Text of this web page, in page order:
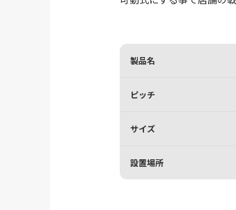
製品名
ピッチ
サイズ
設置場所